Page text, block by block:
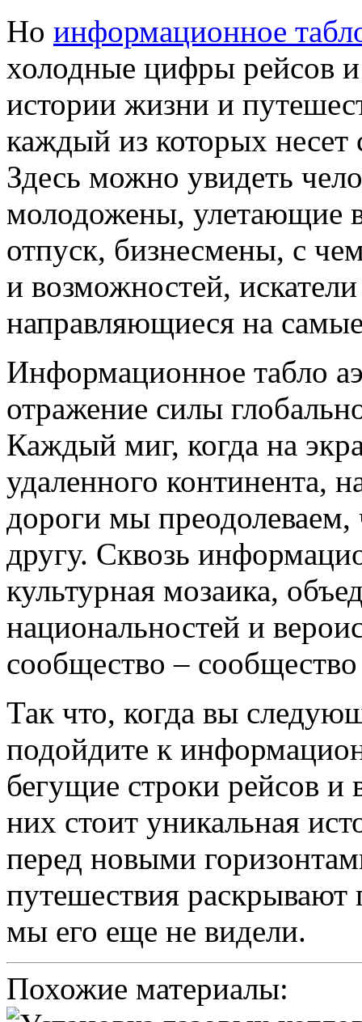
Но информационное
холодные цифры рейсов
истории жизни и
каждый из которых
Здесь можно увидеть
молодожены, улетающие
отпуск, бизнесмены, с
и возможностей,
направляющиеся на
Информационное табло
отражение силы
Каждый миг, когда на
удаленного континента,
дороги мы
другу. Сквозь
культурная мозаика,
национальностей и
сообщество –
Так что, когда вы
подойдите к
бегущие строки рейсов и
них стоит уникальная
перед новыми
путешествия
мы его еще не видели.
Похожие материалы: